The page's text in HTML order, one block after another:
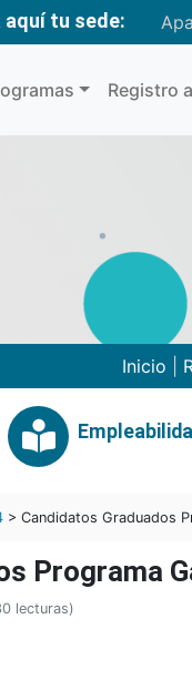
aquí tu sede:
Registro
Inicio
> Candidatos Graduados
Programa
lecturas)